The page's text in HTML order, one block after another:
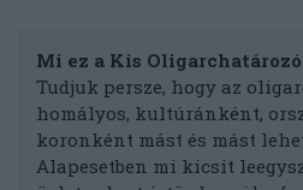
Mi ez a Kis
Tudjuk persze, hogy az
homályos, kultúránként,
koronként mást és mást
Alapesetben mi kicsit